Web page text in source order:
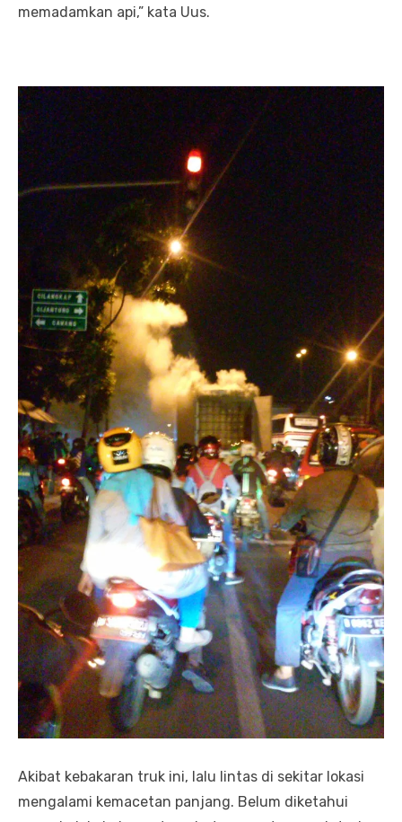
memadamkan api,” kata Uus.
Akibat kebakaran truk ini, lalu lintas di sekitar lokasi
mengalami kemacetan panjang. Belum diketahui